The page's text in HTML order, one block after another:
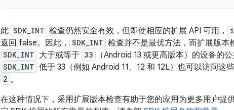
此 SDK_INT 检查仍然安全有效，但即使相应的扩展 API 可用，
返回 false。因此，
SDK_INT 检查并不是最优方法，而扩展版本
SDK_INT 大于或等于 33 （Android 13 或更高版本）的设备的
SDK_INT 低于 33（例如 Android 11、12 和 12L）也可以访问这
2 。
在这种情况下，采用扩展版本检查有助于您的应用为更多用户提